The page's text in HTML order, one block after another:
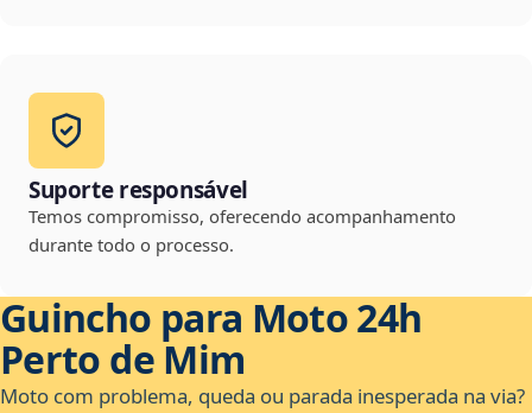
Suporte responsável
Temos compromisso, oferecendo acompanhamento
durante todo o processo.
Guincho para Moto 24h
Perto de Mim
Moto com problema, queda ou parada inesperada na via?